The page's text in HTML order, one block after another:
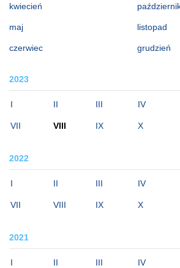
kwiecień
maj
czerwiec
listopad
grudzień
2023
I II III IV
VII VIII IX X
2022
I II III IV
VII VIII IX X
2021
I II III IV